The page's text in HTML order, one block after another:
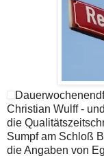
Christian Wulff -
die
Sumpf am Schloß
die Angaben von